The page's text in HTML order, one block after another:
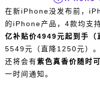
在新iPhone没发布前，
的iPhone产品，4款均支
亿补贴价4949元起到手（
5549元（直降1250元）。
还将会有紫色真香价随时
一时间通知。
①iPhone 12系列：
前，iPhone 12系列都
品，4款均支持5G，
价4949元起到手（直
5549元（直降1250元
时可能会上线给你惊
②三星Galaxy S21
扫描二维码继续阅读